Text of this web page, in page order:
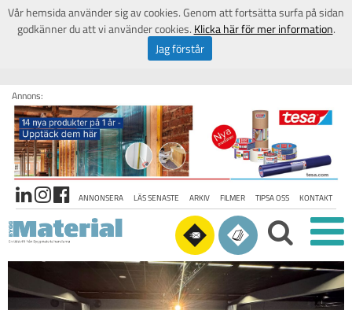
Annons:
ANNONSERA LÄS SENASTE ARKIV FILMER TIPSA OSS KONTAKT
Vår hemsida använder sig av cookies. Genom att fortsätta surfa på sidan
godkänner du att vi använder cookies. Klicka här för mer information.
Jag förstår